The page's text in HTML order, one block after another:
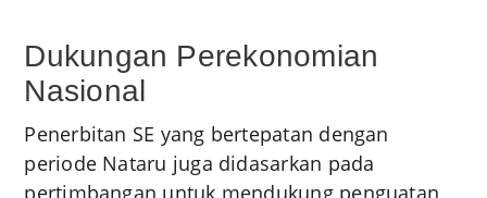
Dukungan Perekonomian
Nasional
Penerbitan SE yang bertepatan dengan
periode Nataru juga didasarkan pada
pertimbangan untuk mendukung penguatan